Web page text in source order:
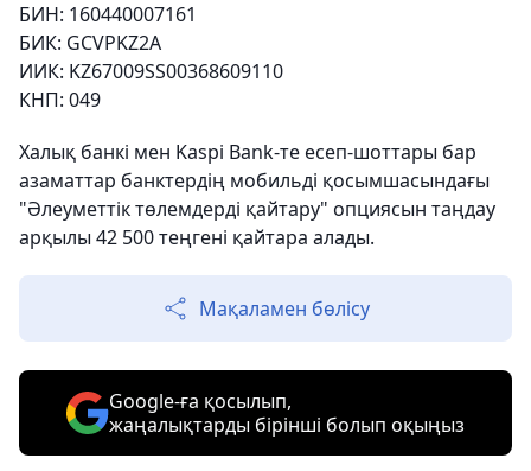
БИН: 160440007161
БИК: GCVPKZ2A
ИИК: KZ67009SS00368609110
КНП: 049
Халық банкі мен Kaspi Bank-те есеп-шоттары бар
азаматтар банктердің мобильді қосымшасындағы
"Әлеуметтік төлемдерді қайтару" опциясын таңдау
арқылы 42 500 теңгені қайтара алады.
Мақаламен бөлісу
Google-ға қосылып,
жаңалықтарды бірінші болып оқыңыз